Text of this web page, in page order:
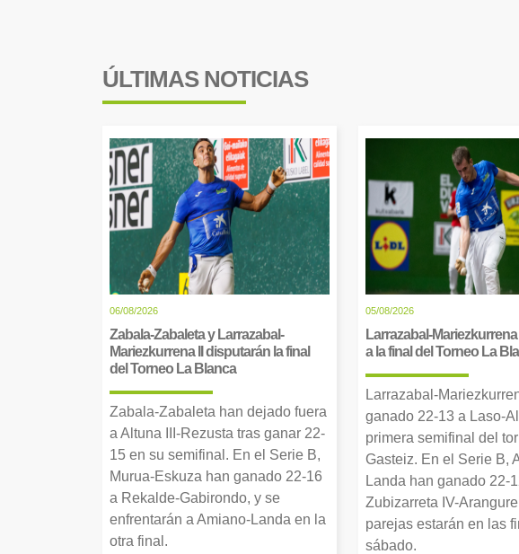
ÚLTIMAS NOTICIAS
06/08/2026
Zabala-Zabaleta y Larrazabal-
Mariezkurrena II disputarán la final
del Torneo La Blanca
Zabala-Zabaleta han dejado fuera
a Altuna III-Rezusta tras ganar 22-
15 en su semifinal. En el Serie B,
Murua-Eskuza han ganado 22-16
a Rekalde-Gabirondo, y se
enfrentarán a Amiano-Landa en la
otra final.
05/08/2026
Larrazabal-
a la final del Torneo La
Larrazabal-
ganado 22-13 a Laso-
primera semifinal del
Gasteiz. En el Serie B,
Landa han ganado 22-
Zubizarreta IV-
parejas estarán en las
sábado.